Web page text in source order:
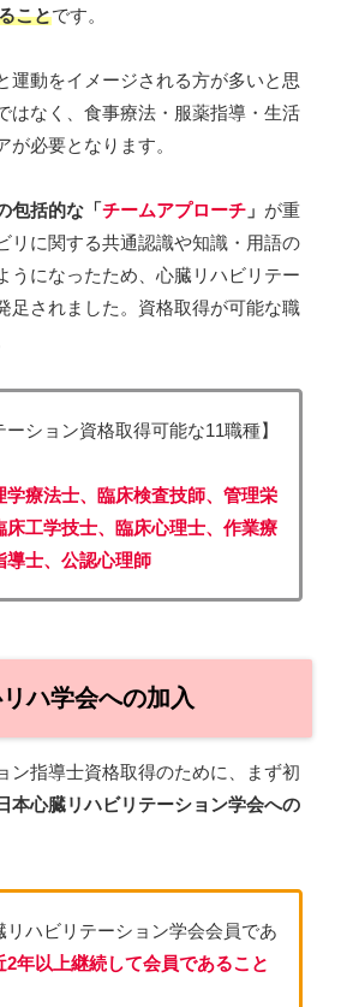
ことです。
運動をイメージされる方が多いと思
はなく、食事療法・服薬指導・生活
必要となります。
包括的な「チームアプローチ 」 が重
リに関する共通認識や知識・用語の
うになったため、心臓リハビリテー
足されました。資格取得が可能な職
ーション資格取得可能な11職種】
学療法士、臨床検査技師、管理栄
床工学技士、臨床心理士、作業療
導士、公認心理師
リハ学会への加入
ン指導士資格取得のために、まず初
日本心臓リハビリテーション学会への
リハビリテーション学会会員であ
2年以上継続して会員であること